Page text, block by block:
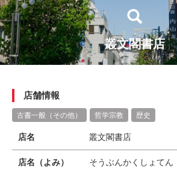
叢文閣書店
店舗情報
古書一般（その他） 哲学宗教 歴史
店名 叢文閣書店
店名（よみ） そうぶんかくしょてん